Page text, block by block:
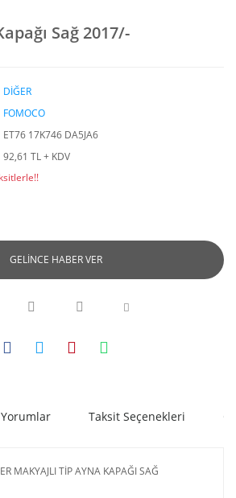
Sağ 2017/-
DİĞER
FOMOCO
ET76 17K746 DA5JA6
92,61 TL + KDV
GELİNCE HABER VER
Yorumlar Taksit Seçenekleri
MAKYAJLI TİP AYNA KAPAĞI SAĞ